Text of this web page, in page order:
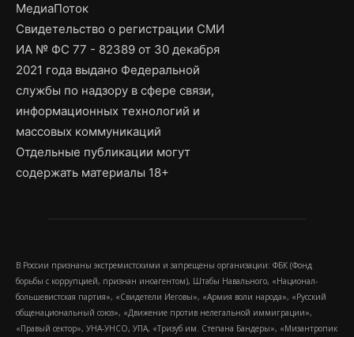
МедиаПоток
Свидетельство о регистрации СМИ
ИА № ФС 77 - 82389 от 30 декабря
2021 года выдано Федеральной
службы по надзору в сфере связи,
информационных технологий и
массовых коммуникаций
Отдельные публикации могут
содержать материалы 18+
В России признаны экстремистскими и запрещены организации: ФБК (Фонд
борьбы с коррупцией, признан иноагентом), Штабы Навального, «Национал-
большевистская партия», «Свидетели Иеговы», «Армия воли народа», «Русский
общенациональный союз», «Движение против нелегальной иммиграции»,
«Правый сектор», УНА-УНСО, УПА, «Тризуб им. Степана Бандеры», «Мизантропик